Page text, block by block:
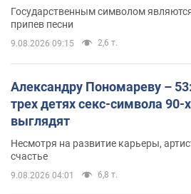
Государственным символом
припев песни
9.08.2026 09:15 2,6 т.
Александру Пономареву –
трех детях секс-символа 90-
выглядят
Несмотря на развитие карьеры,
счастье
9.08.2026 04:01 6,8 т.